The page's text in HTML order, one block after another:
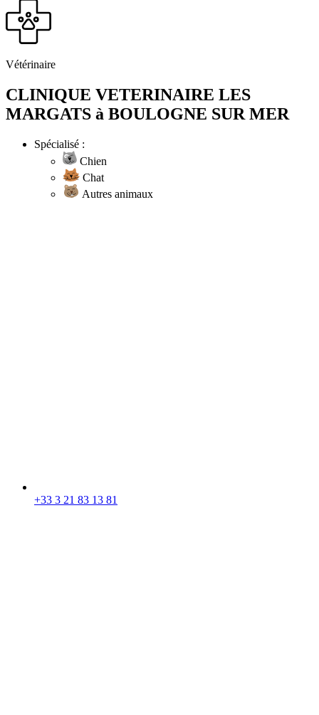
Vétérinaire
CLINIQUE VETERINAIRE LES
MARGATS à BOULOGNE SUR MER
Spécialisé :
Chien
Chat
Autres animaux
+33 3 21 83 13 81